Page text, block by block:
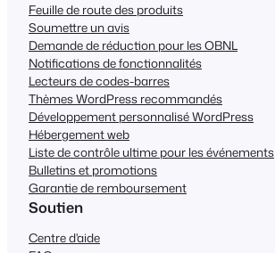
Feuille de route des produits
Soumettre un avis
Demande de réduction pour les OBNL
Notifications de fonctionnalités
Lecteurs de codes-barres
Thèmes WordPress recommandés
Développement personnalisé WordPress
Hébergement web
Liste de contrôle ultime pour les événements
Bulletins et promotions
Garantie de remboursement
Soutien
Centre d'aide